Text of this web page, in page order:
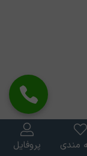
مندی پروفایل